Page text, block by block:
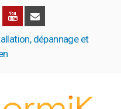
dépannage et